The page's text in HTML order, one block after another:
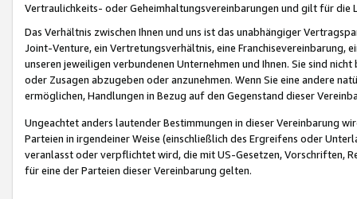
Vertraulichkeits- oder Geheimhaltungsvereinbarungen und gilt für die
Das Verhältnis zwischen Ihnen und uns ist das unabhängiger
Joint-Venture, ein Vertretungsverhältnis, eine Franchisevereinbarung,
unseren jeweiligen verbundenen Unternehmen und Ihnen. Sie sind
oder Zusagen abzugeben oder anzunehmen. Wenn Sie eine andere
ermöglichen, Handlungen in Bezug auf den Gegenstand dieser
Ungeachtet anders lautender Bestimmungen in dieser Vereinbarung
Parteien in irgendeiner Weise (einschließlich des Ergreifens oder
veranlasst oder verpflichtet wird, die mit US-Gesetzen, Vorschriften,
für eine der Parteien dieser Vereinbarung gelten.